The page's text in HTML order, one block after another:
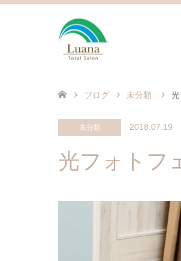
ブログ 未分類
未分類 2018.07.19
光フォトフ